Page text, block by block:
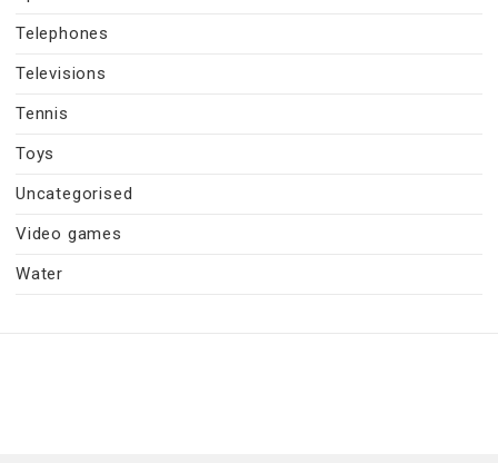
Telephones
Televisions
Tennis
Toys
Uncategorised
Video games
Water